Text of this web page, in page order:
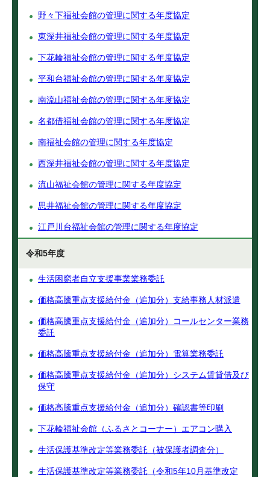
野々下福祉会館の管理に関する年度協定
東深井福祉会館の管理に関する年度協定
下花輪福祉会館の管理に関する年度協定
平和台福祉会館の管理に関する年度協定
南流山福祉会館の管理に関する年度協定
名都借福祉会館の管理に関する年度協定
南福祉会館の管理に関する年度協定
西深井福祉会館の管理に関する年度協定
流山福祉会館の管理に関する年度協定
思井福祉会館の管理に関する年度協定
江戸川台福祉会館の管理に関する年度協定
令和5年度
生活困窮者自立支援事業業務委託
価格高騰重点支援給付金（追加分）支給事務人材派遣
価格高騰重点支援給付金（追加分）コールセンター業務
委託
価格高騰重点支援給付金（追加分）電算業務委託
価格高騰重点支援給付金（追加分）システム賃貸借及び
保守
価格高騰重点支援給付金（追加分）確認書等印刷
下花輪福祉会館（ふるさとコーナー）エアコン購入
生活保護基準改定等業務委託（被保護者調査分）
生活保護基準改定等業務委託（令和5年10月基準改定